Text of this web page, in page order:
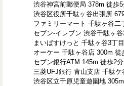
渋谷神宮前郵便局 378m 徒歩
渋谷区役所千駄ヶ谷出張所
ファミリーマート 千駄ヶ谷二
セブン-イレブン 渋谷千駄ヶ
まいばすけっと 千駄ヶ谷3丁
オーケー 千駄ヶ谷店 300m 徒
セブン銀行ATM 145m 徒歩2分
三菱UFJ銀行 青山支店 千駄
渋谷区立千原児童遊園地